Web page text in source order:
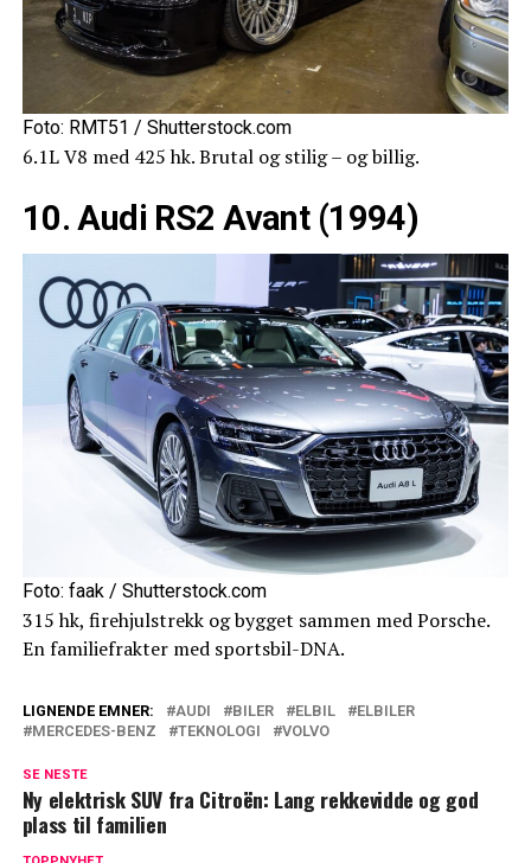
Foto: RMT51 / Shutterstock.com
6.1L V8 med 425 hk. Brutal og stilig – og billig.
10. Audi RS2 Avant (1994)
Foto: faak / Shutterstock.com
315 hk, firehjulstrekk og bygget sammen med Porsche.
En familiefrakter med sportsbil-DNA.
LIGNENDE EMNER: AUDI BILER ELBIL
ELBILER
MERCEDES-BENZ
TEKNOLOGI VOLVO
SE NESTE
Ny elektrisk SUV fra Citroën: Lang rekkevidde og god
plass til familien